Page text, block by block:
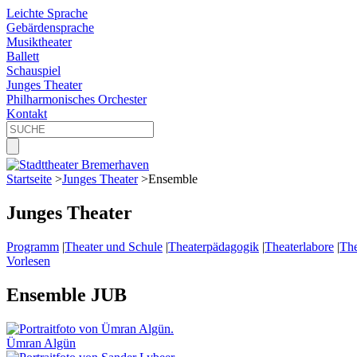
Leichte Sprache
Gebärdensprache
Musiktheater
Ballett
Schauspiel
Junges Theater
Philharmonisches Orchester
Kontakt
Startseite >Junges Theater >Ensemble
Junges Theater
Programm |Theater und Schule |Theaterpädagogik |Theaterlabore |
Vorlesen
Ensemble JUB
Ümran Algün